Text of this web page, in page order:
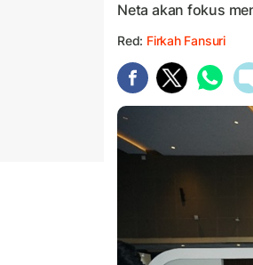
Neta akan fokus
Red: Firkah Fansuri